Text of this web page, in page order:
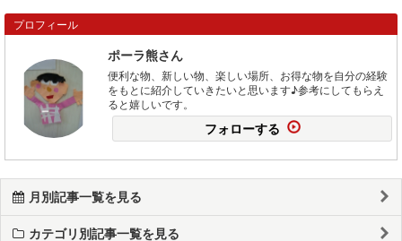
プロフィール
ポーラ熊さん
便利な物、新しい物、楽しい場所、お得な物を自分の経験
をもとに紹介していきたいと思います♪参考にしてもらえ
ると嬉しいです。
フォローする
月別記事一覧を見る
カテゴリ別記事一覧を見る